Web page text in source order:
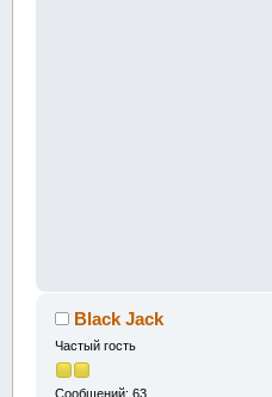
Black Jack
Частый гость
Сообщений: 63